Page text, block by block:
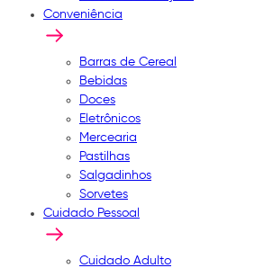
Conveniência
Barras de Cereal
Bebidas
Doces
Eletrônicos
Mercearia
Pastilhas
Salgadinhos
Sorvetes
Cuidado Pessoal
Cuidado Adulto